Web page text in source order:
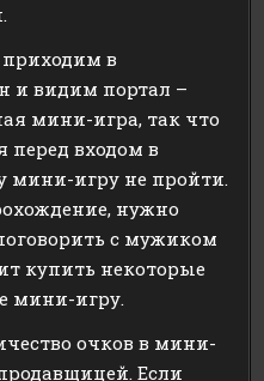
приходим в
и видим портал –
мини-игра, так что
перед входом в
мини-игру не пройти.
нужно
с мужиком
купить некоторые
мини-игру.
очков в мини-
Если